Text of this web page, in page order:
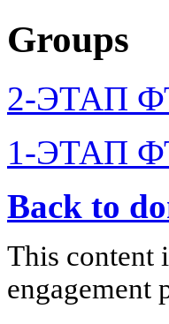
Groups
2-ЭТАП
1-ЭТАП ФТ
Back to
This content
engagement